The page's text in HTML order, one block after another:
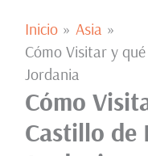
Inicio
Asia
Cómo Visitar y
Jordania
Cómo
Castillo de